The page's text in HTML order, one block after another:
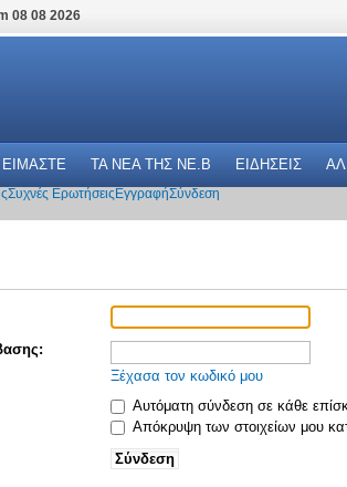
08 08 2026
ΕΙΜΑΣΤΕ ΤΑ ΝΕΑ THΣ NE.B ΕΙΔΗΣΕΙΣ
Συχνές Ερωτήσεις ΕγγραφήΣύνδεση
Ξέχασα τον κωδικό μου
Αυτόματη σύνδεση σε κάθε
Απόκρυψη των στοιχείων μου